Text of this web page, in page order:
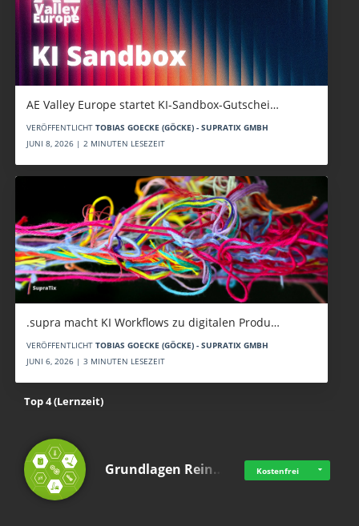
AE Valley Europe startet KI-Sandbox-Gutschei…
VERÖFFENTLICHT TOBIAS GOECKE (GÖCKE) - SUPRATIX GMBH
JUNI 8, 2026 | 2 MINUTEN LESEZEIT
.supra macht KI Workflows zu digitalen Produ…
VERÖFFENTLICHT TOBIAS GOECKE (GÖCKE) - SUPRATIX GMBH
JUNI 6, 2026 | 3 MINUTEN LESEZEIT
Top 4 (Lernzeit)
Grundlagen Rein… Kostenfrei